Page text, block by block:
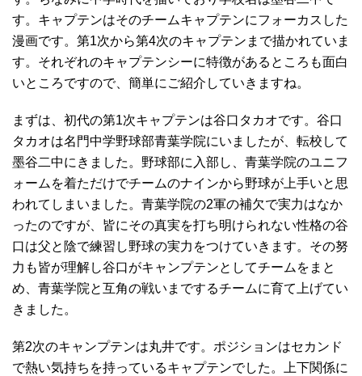
す。キャプテンはそのチームキャプテンにフォーカスした
漫画です。第1次から第4次のキャプテンまで描かれていま
す。それぞれのキャプテンシーに特徴があるところも面白
いところですので、簡単にご紹介していきますね。
まずは、初代の第1次キャプテンは谷口タカオです。谷口
タカオは名門中学野球部青葉学院にいましたが、転校して
墨谷二中にきました。野球部に入部し、青葉学院のユニフ
ォームを着ただけでチームのナインから野球が上手いと思
われてしまいました。青葉学院の2軍の補欠で実力はなか
ったのですが、皆にその真実を打ち明けられない性格の谷
口は父と陰で練習し野球の実力をつけていきます。その努
力も皆が理解し谷口がキャンプテンとしてチームをまと
め、青葉学院と互角の戦いまでするチームに育て上げてい
きました。
第2次のキャンプテンは丸井です。ポジションはセカンド
で熱い気持ちを持っているキャプテンでした。上下関係に